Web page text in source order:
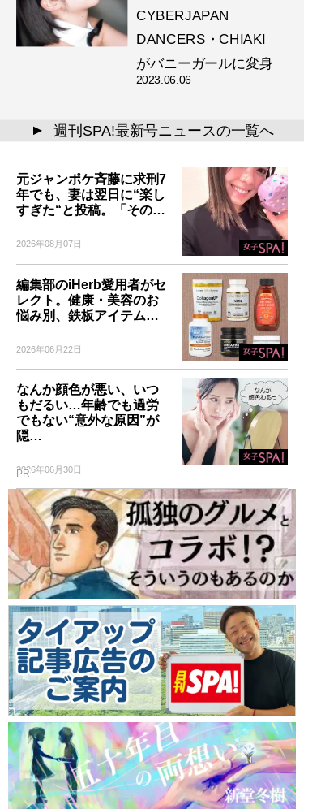
CYBERJAPAN
DANCERS・CHIAKI
がバニーガールに変身
2023.06.06
▲ 週刊SPA!最新号ニュースの一覧へ
元ジャンポケ斉藤に求刑7
年でも、妻は翌日に“楽し
すぎた“と投稿。「その…
2026年08月07日
編集部のiHerb愛用者がセ
レクト。健康・美容のお
悩み別、鉄板アイテム…
2026年06月22日
なんか顔色が悪い、いつ
もだるい…年齢でも過労
でもない“意外な原因”が
隠…
2026年06月30日
PR